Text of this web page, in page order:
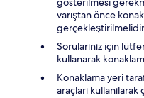
varıştan önce
gerçekleştirilmelidir
Sorularınız için
kullanarak
Konaklama yeri
araçları